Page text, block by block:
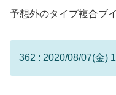
予想外のタイプ複合ブ
362 : 2020/08/07(金)